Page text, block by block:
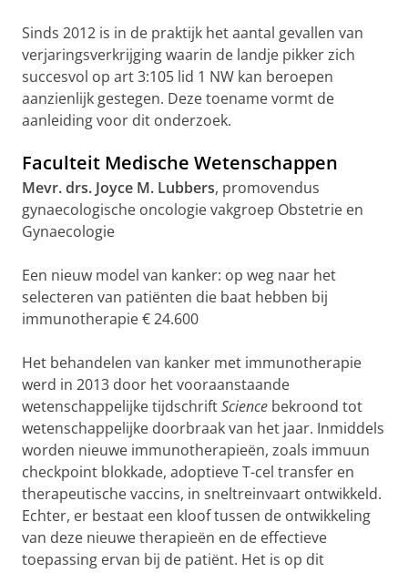
Sinds 2012 is in de praktijk het aantal gevallen van
verjaringsverkrijging waarin de landje pikker zich
succesvol op art 3:105 lid 1 NW kan beroepen
aanzienlijk gestegen. Deze toename vormt de
aanleiding voor dit onderzoek.
Faculteit Medische Wetenschappen
Mevr. drs. Joyce M. Lubbers, promovendus
gynaecologische oncologie vakgroep Obstetrie en
Gynaecologie
Een nieuw model van kanker: op weg naar het
selecteren van patiënten die baat hebben bij
immunotherapie € 24.600
Het behandelen van kanker met immunotherapie
werd in 2013 door het vooraanstaande
wetenschappelijke tijdschriftScience bekroond tot
wetenschappelijke doorbraak van het jaar. Inmiddels
worden nieuwe immunotherapieën, zoals immuun
checkpoint blokkade, adoptieve T-cel transfer en
therapeutische vaccins, in sneltreinvaart ontwikkeld.
Echter, er bestaat een kloof tussen de ontwikkeling
van deze nieuwe therapieën en de effectieve
toepassing ervan bij de patiënt. Het is op dit